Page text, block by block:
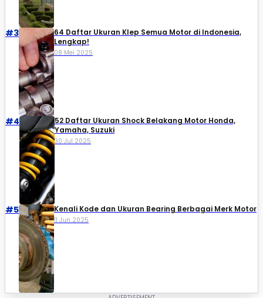
#3
64 Daftar Ukuran Klep Semua Motor di Indonesia,
Lengkap!
08 Mei 2025
#4
52 Daftar Ukuran Shock Belakang Motor Honda,
Yamaha, Suzuki​
30 Jul 2025
#5 Kenali Kode dan Ukuran Bearing Berbagai Merk Motor
11 Jun 2025